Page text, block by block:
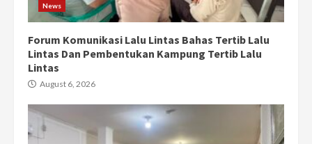
News
Forum Komunikasi Lalu Lintas Bahas Tertib Lalu
Lintas Dan Pembentukan Kampung Tertib Lalu
Lintas
August 6, 2026